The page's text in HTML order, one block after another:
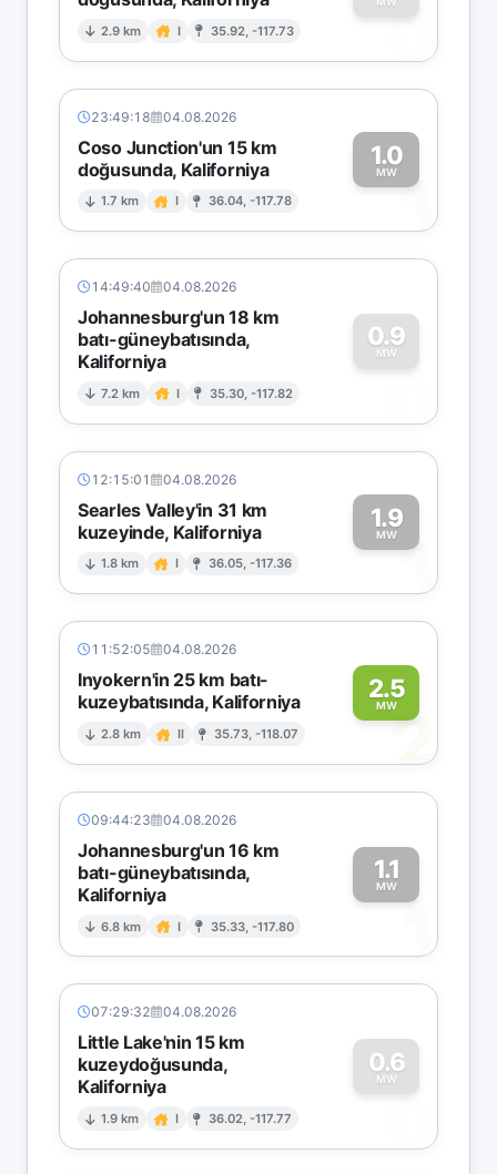
2.9 km I 35.92, -117.73 0
23:49:18 04.08.2026
Coso Junction'un 15 km
doğusunda, Kaliforniya
1.7 km I 36.04, -117.78
1.0
MW1
14:49:40 04.08.2026
Johannesburg'un 18 km
batı-güneybatısında,
Kaliforniya
7.2 km I 35.30, -117.82
0.9
MW
0
12:15:01 04.08.2026
Searles Valley'in 31 km
kuzeyinde, Kaliforniya
1.8 km I 36.05, -117.36
1.9
MW1
11:52:05 04.08.2026
Inyokern'in 25 km batı-
kuzeybatısında, Kaliforniya
2.8 km II 35.73, -118.07
2.5
MW2
09:44:23 04.08.2026
Johannesburg'un 16 km
batı-güneybatısında,
Kaliforniya
6.8 km I 35.33, -117.80
1.1
MW
1
07:29:32 04.08.2026
Little Lake'nin 15 km
kuzeydoğusunda,
Kaliforniya
1.9 km I 36.02, -117.77
0.6
MW
0